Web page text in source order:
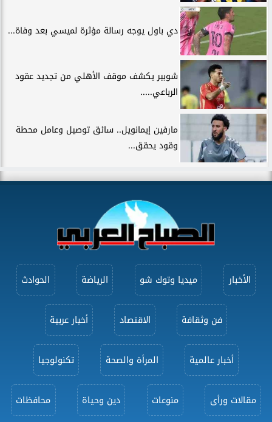
دي باول يوجه رسالة مؤثرة لميسي بعد وفاة...
شوبير يكشف موقف الأهلي من تجديد عقود
الرباعي.....
مارفين إيمانويل.. سائق توصيل وعامل محطة
وقود يحقق...
الأخبار ميديا وتوك شو الرياضة الحوادث
فن وثقافة الاقتصاد أخبار عربية
أخبار عالمية المرأة والصحة تكنولوجيا
مقالات ورأى منوعات دين وحياة محافظات